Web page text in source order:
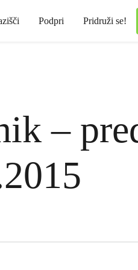
Podpri Pridruži se!
–